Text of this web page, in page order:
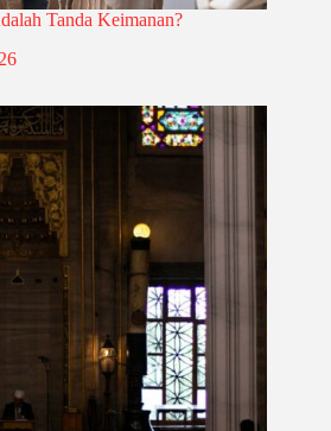
Tanda Keimanan?